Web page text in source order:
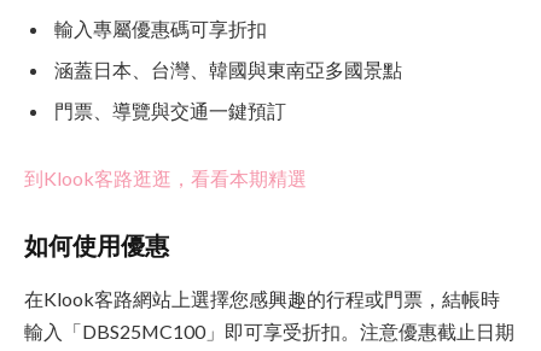
輸入專屬優惠碼可享折扣
涵蓋日本、台灣、韓國與東南亞多國景點
門票、導覽與交通一鍵預訂
到Klook客路逛逛，看看本期精選
如何使用優惠
在Klook客路網站上選擇您感興趣的行程或門票，結帳時
輸入「DBS25MC100」即可享受折扣。注意優惠截止日期